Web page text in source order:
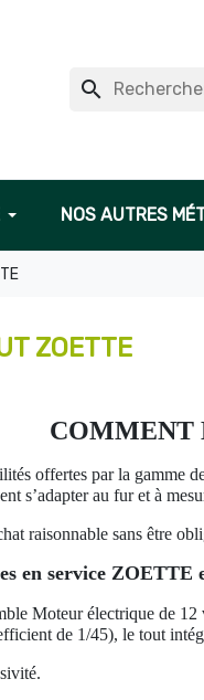
search
NOS AUTRES
ZOETTE
COMMENT
offertes par la gamme
s’adapter au fur et à
raisonnable sans être
en service
Moteur électrique de
de 1/45), le tout